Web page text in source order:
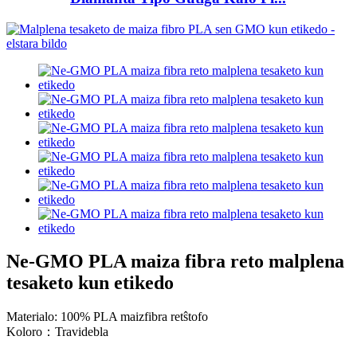
Ne-GMO PLA maiza fibra reto malplena
tesaketo kun etikedo
Materialo: 100% PLA maizfibra retŝtofo
Koloro：Travidebla